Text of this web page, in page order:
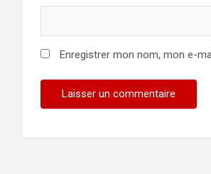
Enregistrer mon nom, mon e-